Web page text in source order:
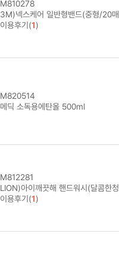
M810278
3M)넥스케어 일반형밴드(중형/20
이용후기(1)
M820514
메딕 소독용에탄올 500ml
M812281
LION)아이깨끗해 핸드워시(달콤한
이용후기(1)